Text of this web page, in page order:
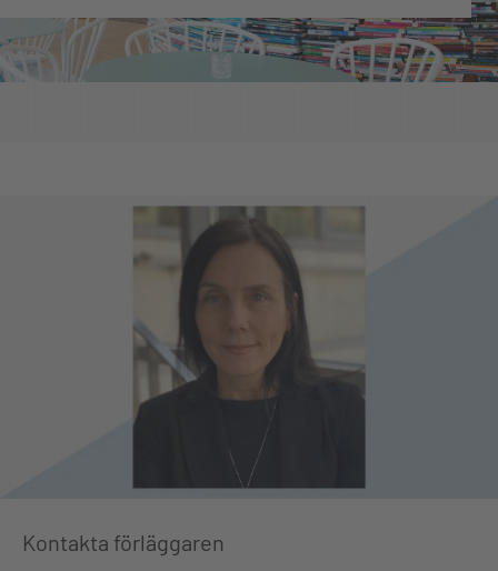
Kontakta förläggaren